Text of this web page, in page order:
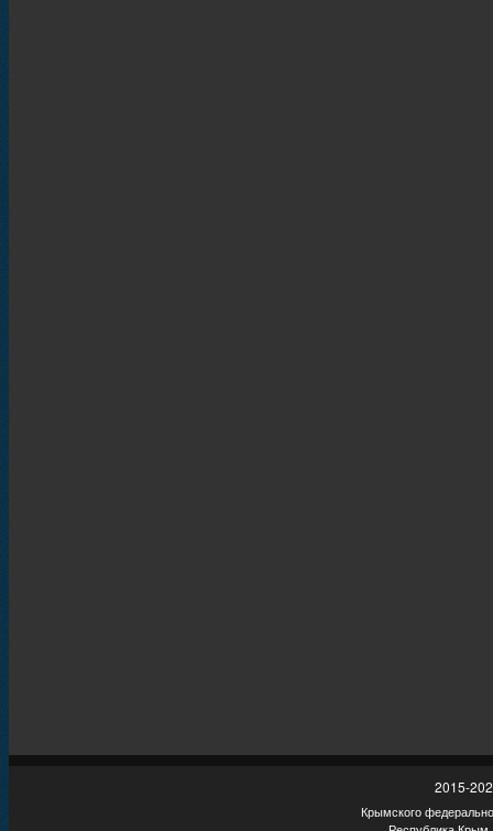
2015-
Крымского